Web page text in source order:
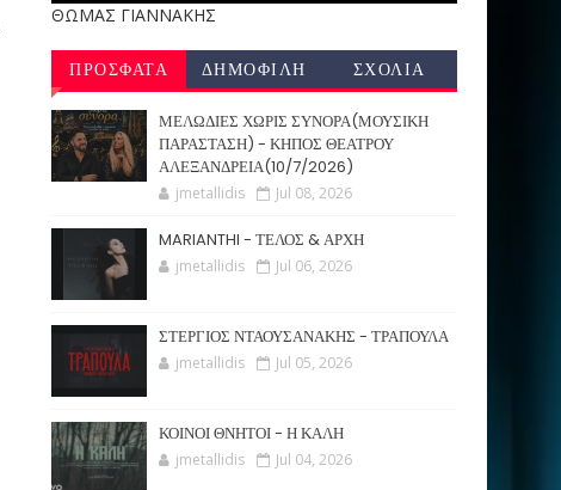
ΘΩΜΑΣ ΓΙΑΝΝΑΚΗΣ
ΠΡΟΣΦΑΤΑ ΔΗΜΟΦΙΛΗ ΣΧΟΛΙΑ
ΜΕΛΩΔΙΕΣ ΧΩΡΙΣ ΣΥΝΟΡΑ(ΜΟΥΣΙΚΗ
ΠΑΡΑΣΤΑΣΗ) - ΚΗΠΟΣ ΘΕΑΤΡΟΥ
ΑΛΕΞΑΝΔΡΕΙΑ(10/7/2026)
jmetallidis Jul 08, 2026
MARIANTHI - ΤΕΛΟΣ & ΑΡΧΗ
jmetallidis Jul 06, 2026
ΣΤΕΡΓΙΟΣ ΝΤΑΟΥΣΑΝΑΚΗΣ - ΤΡΑΠΟΥΛΑ
jmetallidis Jul 05, 2026
ΚΟΙΝΟΙ ΘΝΗΤΟΙ - Η ΚΑΛΗ
jmetallidis Jul 04, 2026